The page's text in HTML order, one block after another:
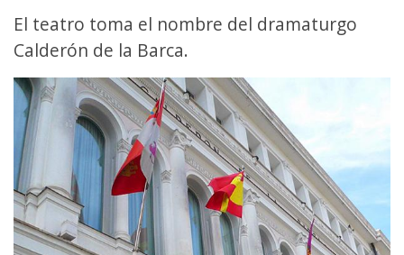
El teatro toma el nombre del dramaturgo
Calderón de la Barca.